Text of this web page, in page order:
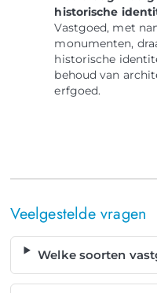
historische
Vastgoed, met
monumenten,
historische
behoud van
erfgoed.
Veelgestelde vragen
Welke soorten